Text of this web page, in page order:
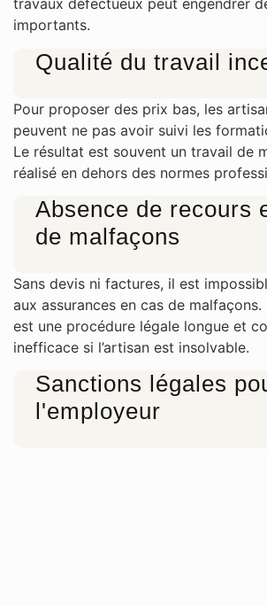
travaux défectueux peut engendrer
importants.
Qualité du travail
Pour proposer des prix bas, les
peuvent ne pas avoir suivi les
Le résultat est souvent un travail de
réalisé en dehors des normes
Absence de recours
de malfaçons
Sans devis ni factures, il est
aux assurances en cas de
est une procédure légale longue et
inefficace si l’artisan est insolvable.
Sanctions légales
l'employeur